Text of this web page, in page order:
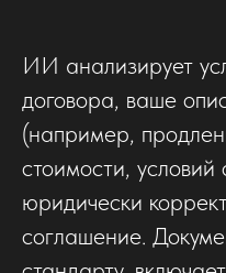
ИИ анализирует
договора, ваше
(например,
стоимости,
юридически
соглашение.